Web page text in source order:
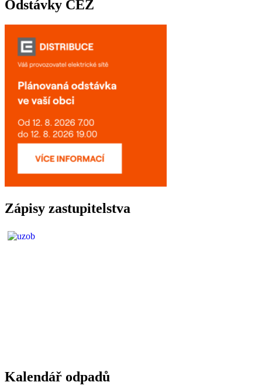
Odstávky ČEZ
Zápisy zastupitelstva
Kalendář odpadů